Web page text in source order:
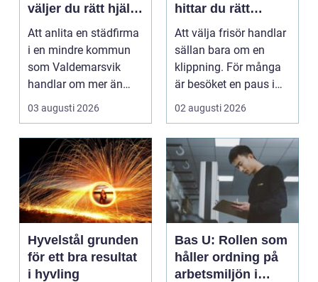
väljer du rätt hjälp
för hem och
företag
Att anlita en städfirma
i en mindre kommun
som Valdemarsvik
handlar om mer än
bara rena golv och
dam...
03 augusti 2026
hittar du rätt
salong för stil,
kvalitet och känsla
Att välja frisör handlar
sällan bara om en
klippning. För många
är besöket en paus i
vardagen, ett s...
02 augusti 2026
Hyvelstål grunden
för ett bra resultat
i hyvling
Bas U: Rollen som
håller ordning på
arbetsmiljön i